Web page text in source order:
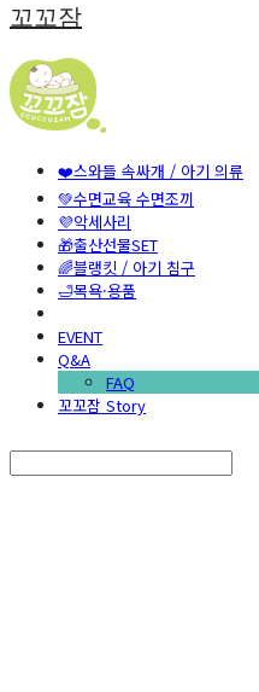
꼬꼬잠
❤️스와들 속싸개 / 아기 의류
💚수면교육 수면조끼
💜악세사리
🎁출산선물SET
🌈블랭킷 / 아기 침구
🛁목욕·용품
EVENT
Q&A
FAQ
꼬꼬잠 Story